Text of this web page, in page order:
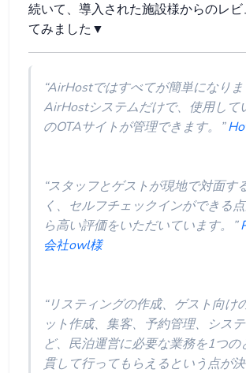
続いて、導入された施設様からのレ
てみました▼
“AirHostではすべてが簡単になりま
AirHostシステムだけで、使用して
のOTAサイトが管理できます。”
“スタッフとゲストが現地で対面す
く、セルフチェックインができる
ら高い評価をいただいています。”
会社owl様
“リスティングの作成、ゲスト向け
ット作成、集客、予約管理、シス
ど、民泊運営に必要な業務を1つの
貫して行ってもらえるという点が